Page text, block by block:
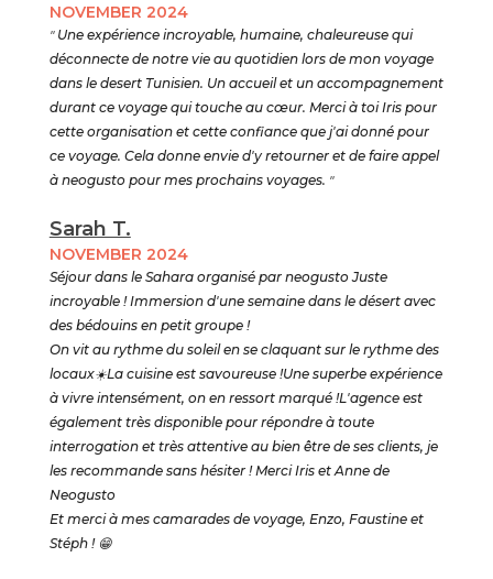
NOVEMBER 2024
" Une expérience incroyable, humaine, chaleureuse qui
déconnecte de notre vie au quotidien lors de mon voyage
dans le desert Tunisien. Un accueil et un accompagnement
durant ce voyage qui touche au cœur. Merci à toi Iris pour
cette organisation et cette confiance que j'ai donné pour
ce voyage. Cela donne envie d'y retourner et de faire appel
à neogusto pour mes prochains voyages. "
Sarah T.
NOVEMBER 2024
Séjour dans le Sahara organisé par neogusto Juste
incroyable ! Immersion d'une semaine dans le désert avec
des bédouins en petit groupe !
On vit au rythme du soleil en se claquant sur le rythme des
locaux☀️La cuisine est savoureuse !Une superbe expérience
à vivre intensément, on en ressort marqué !L'agence est
également très disponible pour répondre à toute
interrogation et très attentive au bien être de ses clients, je
les recommande sans hésiter ! Merci Iris et Anne de
Neogusto
Et merci à mes camarades de voyage, Enzo, Faustine et
Stéph ! 😁